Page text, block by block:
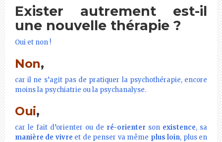
Exister autrement est-il
une nouvelle thérapie ?
Oui et non !
Non,
car il ne s’agit pas de pratiquer la psychothérapie, encore
moins la psychiatrie ou la psychanalyse.
Oui,
car le fait d’orienter ou de ré-orienter son existence, sa
manière de vivre et de penser va même plus loin, plus en